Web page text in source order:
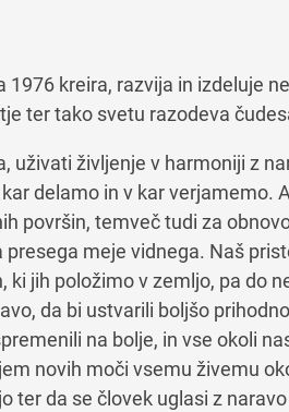
1976 kreira, razvija in izdeluje
ter tako svetu razodeva
uživati življenje v harmoniji z
delamo in v kar verjamemo.
površin, temveč tudi za
meje vidnega. Naš
ki jih položimo v zemljo, pa do
da bi ustvarili boljšo
na bolje, in vse okoli
novih moči vsemu živemu
ter da se človek uglasi z